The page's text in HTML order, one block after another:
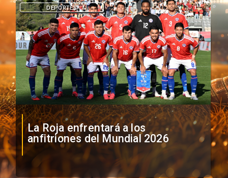
La Roja enfrentará a los
anfitriones del Mundial 2026
DEPORTES